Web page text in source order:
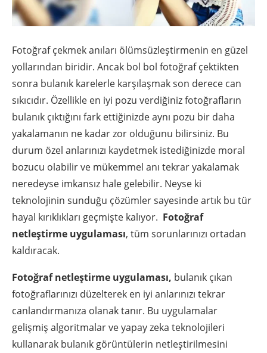
Fotoğraf çekmek anıları ölümsüzleştirmenin en güzel
yollarından biridir. Ancak bol bol fotoğraf çektikten
sonra bulanık karelerle karşılaşmak son derece can
sıkıcıdır. Özellikle en iyi pozu verdiğiniz fotoğrafların
bulanık çıktığını fark ettiğinizde aynı pozu bir daha
yakalamanın ne kadar zor olduğunu bilirsiniz. Bu
durum özel anlarınızı kaydetmek istediğinizde moral
bozucu olabilir ve mükemmel anı tekrar yakalamak
neredeyse imkansız hale gelebilir. Neyse ki
teknolojinin sunduğu çözümler sayesinde artık bu tür
hayal kırıklıkları geçmişte kalıyor. Fotoğraf
netleştirme uygulaması, tüm sorunlarınızı ortadan
kaldıracak.
Fotoğraf netleştirme uygulaması, bulanık çıkan
fotoğraflarınızı düzelterek en iyi anlarınızı tekrar
canlandırmanıza olanak tanır. Bu uygulamalar
gelişmiş algoritmalar ve yapay zeka teknolojileri
kullanarak bulanık görüntülerin netleştirilmesini